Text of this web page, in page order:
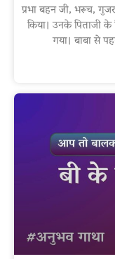
प्रभा बहन जी, भरूच,
किया। उनके पिताजी के
गया। बाबा से